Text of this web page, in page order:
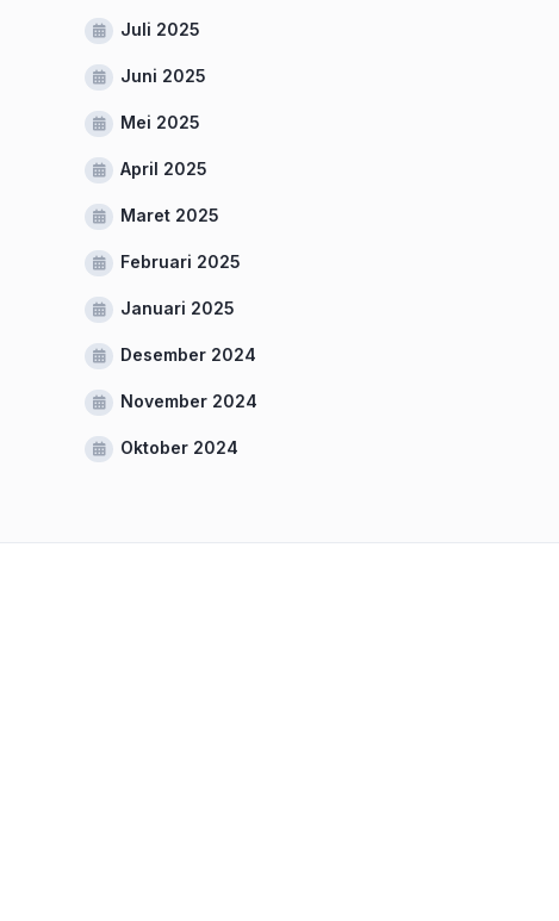
Juli 2025
Juni 2025
Mei 2025
April 2025
Maret 2025
Februari 2025
Januari 2025
Desember 2024
November 2024
Oktober 2024